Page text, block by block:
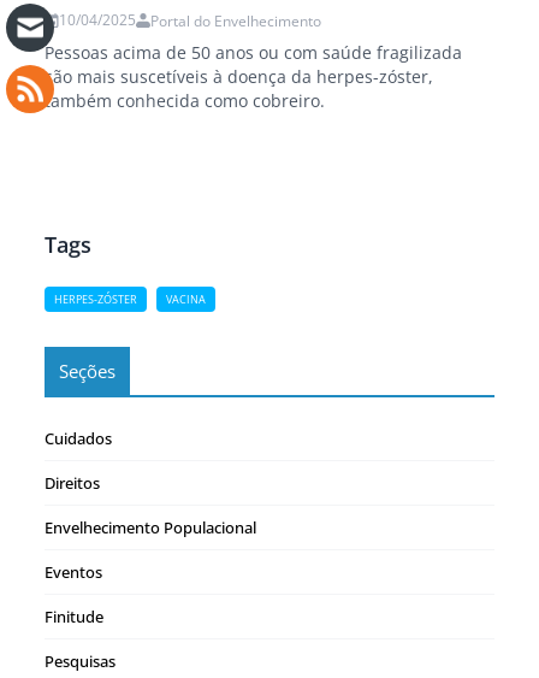
10/04/2025 Portal do Envelhecimento
Pessoas acima de 50 anos ou com saúde fragilizada
são mais suscetíveis à doença da herpes-zóster,
também conhecida como cobreiro.
Tags
HERPES-ZÓSTER VACINA
Seções
Cuidados
Direitos
Envelhecimento Populacional
Eventos
Finitude
Pesquisas